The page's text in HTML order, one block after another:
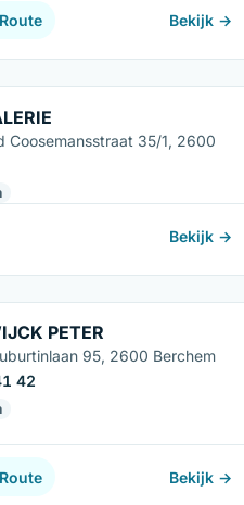
Route Bekijk →
Coosemansstraat 35/1, 2600
Bekijk →
PETER
95, 2600 Berchem
42
Route Bekijk →